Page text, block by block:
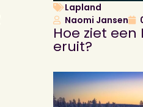
Lapland
Naomi Jansen
Hoe ziet
eruit?